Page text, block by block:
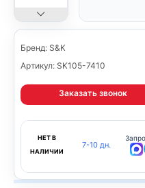
Бренд: S&K
Артикул: SK105-7410
Заказать звонок
НЕТ В
НАЛИЧИИ
7-10 дн.